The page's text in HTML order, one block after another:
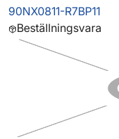
90NX0811-R7BP11
Beställningsvara